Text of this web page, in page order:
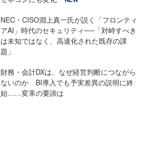
NEC・CISO淵上真一氏が説く「フロンティ
アAI」時代のセキュリティ──「対峙すべき
は未知ではなく、高速化された既存の課
題」
財務・会計DXは、なぜ経営判断につながら
ないのか BI導入でも予実差異の説明に終
始……変革の要諦は